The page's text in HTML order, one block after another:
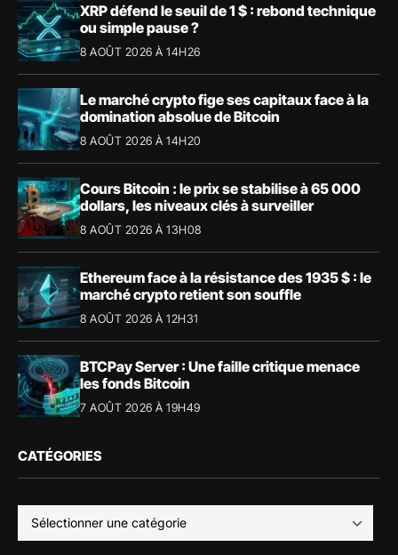
XRP défend le seuil de 1 $ : rebond technique
ou simple pause ?
8 AOÛT 2026 À 14H26
Le marché crypto fige ses capitaux face à la
domination absolue de Bitcoin
8 AOÛT 2026 À 14H20
Cours Bitcoin : le prix se stabilise à 65 000
dollars, les niveaux clés à surveiller
8 AOÛT 2026 À 13H08
Ethereum face à la résistance des 1935 $ : le
marché crypto retient son souffle
8 AOÛT 2026 À 12H31
BTCPay Server : Une faille critique menace
les fonds Bitcoin
7 AOÛT 2026 À 19H49
CATÉGORIES